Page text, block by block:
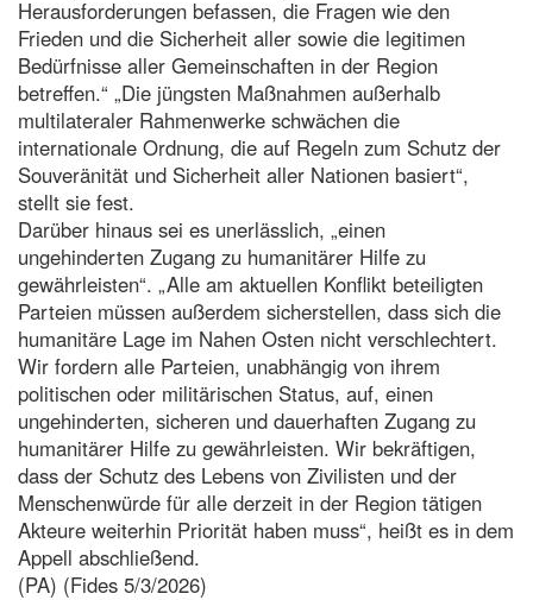
Herausforderungen befassen, die Fragen wie den
Frieden und die Sicherheit aller sowie die legitimen
Bedürfnisse aller Gemeinschaften in der Region
betreffen.“ „Die jüngsten Maßnahmen außerhalb
multilateraler Rahmenwerke schwächen die
internationale Ordnung, die auf Regeln zum Schutz der
Souveränität und Sicherheit aller Nationen basiert“,
stellt sie fest.
Darüber hinaus sei es unerlässlich, „einen
ungehinderten Zugang zu humanitärer Hilfe zu
gewährleisten“. „Alle am aktuellen Konflikt beteiligten
Parteien müssen außerdem sicherstellen, dass sich die
humanitäre Lage im Nahen Osten nicht verschlechtert.
Wir fordern alle Parteien, unabhängig von ihrem
politischen oder militärischen Status, auf, einen
ungehinderten, sicheren und dauerhaften Zugang zu
humanitärer Hilfe zu gewährleisten. Wir bekräftigen,
dass der Schutz des Lebens von Zivilisten und der
Menschenwürde für alle derzeit in der Region tätigen
Akteure weiterhin Priorität haben muss“, heißt es in dem
Appell abschließend.
(PA) (Fides 5/3/2026)